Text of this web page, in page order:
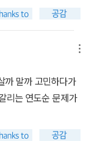
까 말까 고민하다가
리는 연도순 문제가